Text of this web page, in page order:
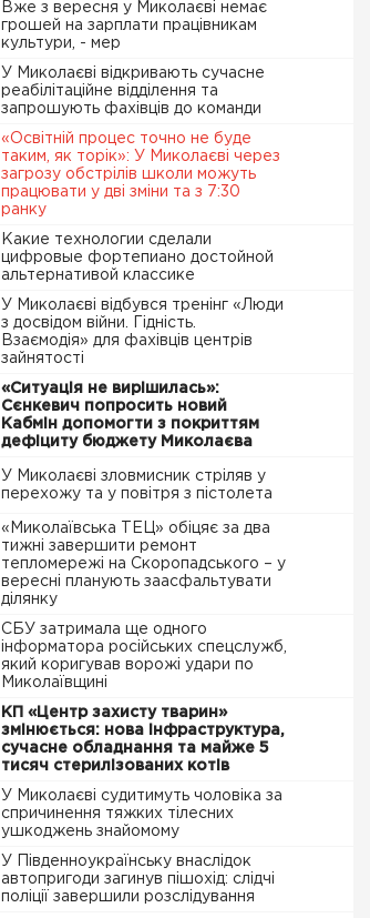
Вже з вересня у Миколаєві немає
грошей на зарплати працівникам
культури, - мер
У Миколаєві відкривають сучасне
реабілітаційне відділення та
запрошують фахівців до команди
«Освітній процес точно не буде
таким, як торік»: У Миколаєві через
загрозу обстрілів школи можуть
працювати у дві зміни та з 7:30
ранку
Какие технологии сделали
цифровые фортепиано достойной
альтернативой классике
У Миколаєві відбувся тренінг «Люди
з досвідом війни. Гідність.
Взаємодія» для фахівців центрів
зайнятості
«Ситуація не вирішилась»:
Сєнкевич попросить новий
Кабмін допомогти з покриттям
дефіциту бюджету Миколаєва
У Миколаєві зловмисник стріляв у
перехожу та у повітря з пістолета
«Миколаївська ТЕЦ» обіцяє за два
тижні завершити ремонт
тепломережі на Скоропадського – у
вересні планують заасфальтувати
ділянку
СБУ затримала ще одного
інформатора російських спецслужб,
який коригував ворожі удари по
Миколаївщині
КП «Центр захисту тварин»
змінюється: нова інфраструктура,
сучасне обладнання та майже 5
тисяч стерилізованих котів
У Миколаєві судитимуть чоловіка за
спричинення тяжких тілесних
ушкоджень знайомому
У Південноукраїнську внаслідок
автопригоди загинув пішохід: слідчі
поліції завершили розслідування